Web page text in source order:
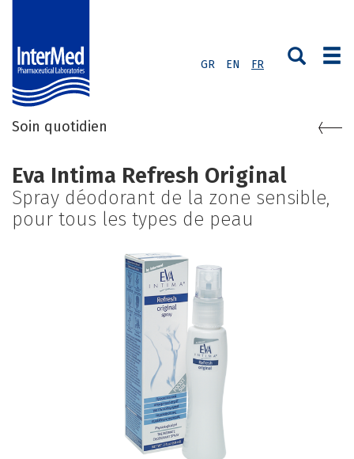
GR EN FR
Soin quotidien
Eva Intima Refresh Original
Spray déodorant de la zone sensible,
pour tous les types de peau